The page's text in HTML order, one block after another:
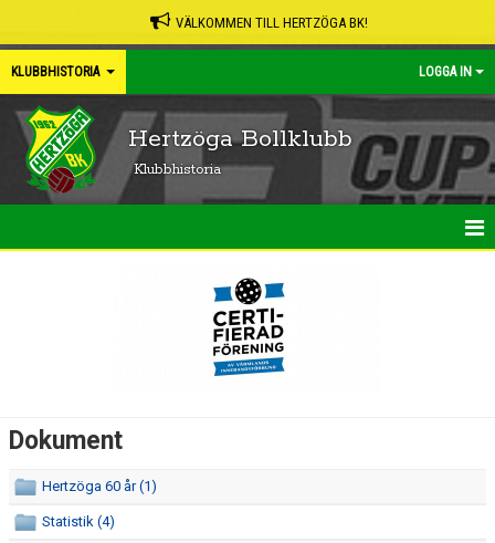
VÄLKOMMEN TILL HERTZÖGA BK!
KLUBBHISTORIA LOGGA IN
Hertzöga Bollklubb
Klubbhistoria
Dokument
Hertzöga 60 år (1)
Statistik (4)